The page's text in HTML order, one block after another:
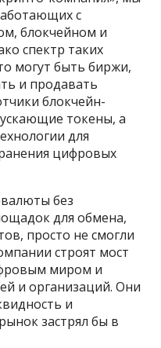
с
блокчейном и
спектр таких
могут быть биржи,
и продавать
блокчейн-
токены, а
для
цифровых
без
для обмена,
просто не смогли
строят мост
миром и
и организаций. Они
и
застрял бы в